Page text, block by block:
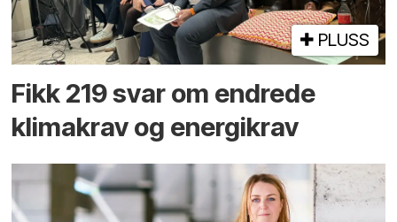
PLUSS
Fikk 219 svar om endrede
klimakrav og energikrav